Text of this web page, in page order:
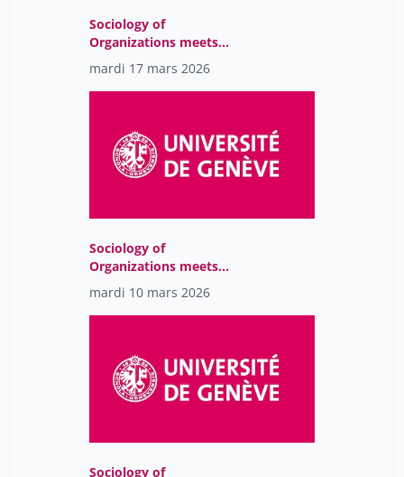
Sociology of
Organizations meets
Sustainability Issues
mardi 17 mars 2026
Sociology of
Organizations meets
Sustainability Issues
mardi 10 mars 2026
Sociology of